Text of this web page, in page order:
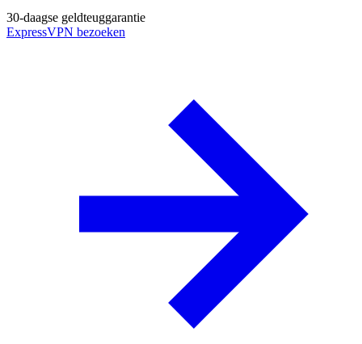
30-daagse geldteuggarantie
ExpressVPN bezoeken